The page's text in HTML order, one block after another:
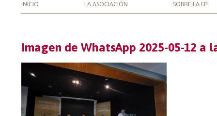
INICIO LA ASOCIACIÓN SOBRE LA FPI
Imagen de WhatsApp 2025-05-12 a